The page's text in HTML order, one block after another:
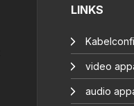
LINKS
video
audio